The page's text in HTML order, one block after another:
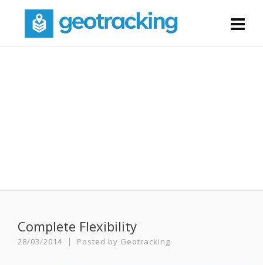
Complete Flexibility
28/03/2014 Posted by Geotracking